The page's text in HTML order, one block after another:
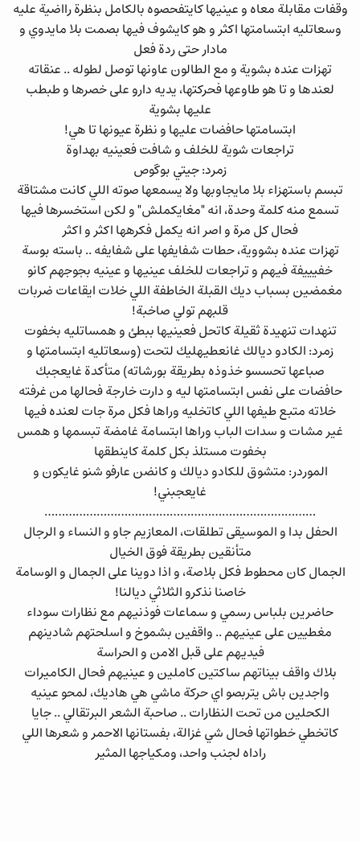
وقفات مقابلة معاه و عينيها كايتفحصوه بالكامل بنظرة رااضية عليه
وسعاتليه ابتسامتها اكثر و هو كايشوف فيها بصمت بلا مايدوي و
مادار حتى ردة فعل
تهزات عنده بشوية و مع الطالون عاونها توصل لطوله .. عنقاته
لعندها و تا هو طاوعها فحركتها، يديه دارو على خصرها و طبطب
عليها بشوية
ابتسامتها حافضات عليها و نظرة عيونها تا هي!
تراجعات شوية للخلف و شافت فعينيه بهداوة
زمرد: جيتي بوگوص
تبسم باستهزاء بلا مايجاوبها ولا يسمعها صوته اللي كانت مشتاقة
تسمع منه كلمة وحدة، انه "مغايكملش" و لكن استخسرها فيها
فحال كل مرة و اصر انه يكمل فكرهها اكثر و اكثر
تهزات عنده بشووية، حطات شفايفها على شفايفه .. باسته بوسة
خفيييفة فيهم و تراجعات للخلف عينيها و عينيه بجوجهم كانو
مغمضين بسباب ديك القبلة الخاطفة اللي خلات ايقاعات ضربات
قلبهم تولي صاخبة!
تنهدات تنهيدة ثقيلة كاتحل فعينيها ببطئ و همساتليه بخفوت
زمرد: الكادو ديالك غانعطيهليك لتحت (وسعاتليه ابتسامتها و
صباعها تحسسو خذوذه بطريقة بورشاته) متأكدة غايعجبك
حافضات على نفس ابتسامتها ليه و دارت خارجة فحالها من غرفته
خلاته متبع طيفها اللي كاتخليه وراها فكل مرة جات لعنده فيها
غير مشات و سدات الباب وراها ابتسامة غامضة تبسمها و همس
بخفوت مستلذ بكل كلمة كاينطقها
الموردر: متشوق للكادو ديالك و كانضن عارفو شنو غايكون و
غايعجبني!
……………………………………………………………………
الحفل بدا و الموسيقى تطلقات، المعازيم جاو و النساء و الرجال
متأنقين بطريقة فوق الخيال
الجمال كان محطوط فكل بلاصة، و اذا دوينا على الجمال و الوسامة
خاصنا نذكرو الثلاثي ديالنا!
حاضرين بلباس رسمي و سماعات فوذنيهم مع نظارات سوداء
مغطيين على عينيهم .. واقفين بشموخ و اسلحتهم شادينهم
فيديهم على قبل الامن و الحراسة
بلاك واقف بيناتهم ساكتين كاملين و عينيهم فحال الكاميرات
واجدين باش يتربصو اي حركة ماشي هي هاديك، لمحو عينيه
الكحلين من تحت النظارات .. صاحبة الشعر البرتقالي .. جايا
كاتخطي خطواتها فحال شي غزالة، بفستانها الاحمر و شعرها اللي
راداه لجنب واحد، ومكياجها المثير